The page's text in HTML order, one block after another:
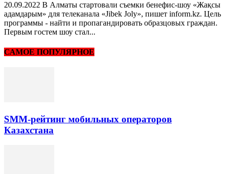
20.09.2022 В Алматы стартовали съемки бенефис-шоу «Жақсы
адамдарым» для телеканала «Jibek Joly», пишет inform.kz. Цель
программы - найти и пропагандировать образцовых граждан.
Первым гостем шоу стал...
САМОЕ ПОПУЛЯРНОЕ
SMM-рейтинг мобильных операторов
Казахстана